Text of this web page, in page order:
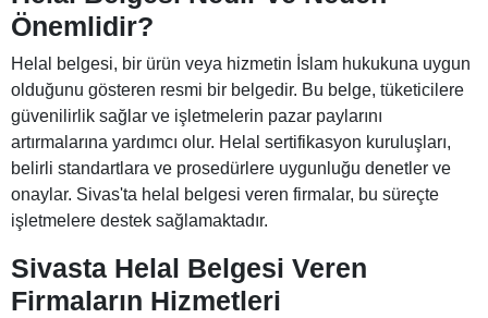
Önemlidir?
Helal belgesi, bir ürün veya hizmetin İslam hukukuna uygun
olduğunu gösteren resmi bir belgedir. Bu belge, tüketicilere
güvenilirlik sağlar ve işletmelerin pazar paylarını
artırmalarına yardımcı olur. Helal sertifikasyon kuruluşları,
belirli standartlara ve prosedürlere uygunluğu denetler ve
onaylar. Sivas'ta helal belgesi veren firmalar, bu süreçte
işletmelere destek sağlamaktadır.
Sivasta Helal Belgesi Veren
Firmaların Hizmetleri